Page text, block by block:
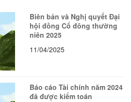
Biên bản và Nghị quyết Đại
hội đồng Cổ đông thường
niên 2025
11/04/2025
Báo cáo Tài chính năm 2024
đã được kiểm toán